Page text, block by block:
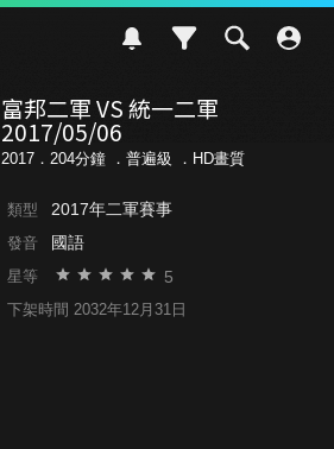
富邦二軍 VS 統一二軍
2017/05/06
2017．204分鐘 ． 普遍級 ．HD畫質
類型 2017年二軍賽事
發音 國語
星等 5
下架時間 2032年12月31日